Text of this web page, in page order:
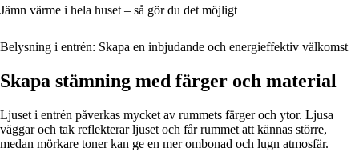
Jämn värme i hela huset – så gör du det möjligt
Belysning i entrén: Skapa en inbjudande och energieffektiv välkomst
Skapa stämning med färger och material
Ljuset i entrén påverkas mycket av rummets färger och ytor. Ljusa
väggar och tak reflekterar ljuset och får rummet att kännas större,
medan mörkare toner kan ge en mer ombonad och lugn atmosfär.